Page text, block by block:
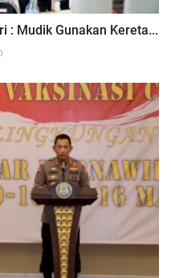
: Mudik Gunakan Kereta...